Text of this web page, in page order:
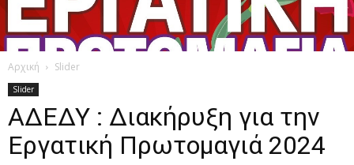
Αρχική Slider
Slider
ΑΔΕΔΥ : Διακήρυξη για την
Εργατική Πρωτομαγιά 2024